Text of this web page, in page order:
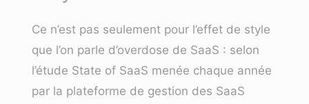
Ce n’est pas seulement pour l’effet de style
que l’on parle d’overdose de SaaS : selon
l’étude State of SaaS menée chaque année
par la plateforme de gestion des SaaS